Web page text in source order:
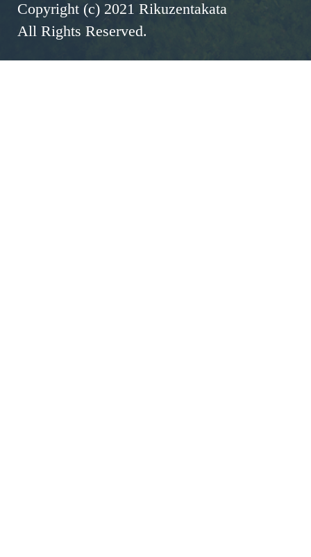
Copyright (c) 2021 Rikuzentakata
All Rights Reserved.